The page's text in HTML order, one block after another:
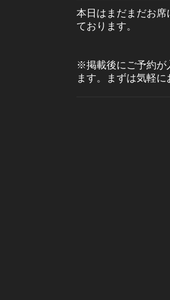
本日はまだまだお
ております。
※掲載後にご予約が
ます。まずは気軽